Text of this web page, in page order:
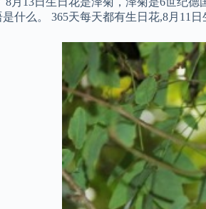
是什么。 365天每天都有生日花,8月11日